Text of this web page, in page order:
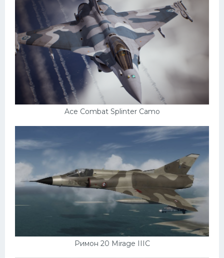
Ace Combat Splinter Camo
Римон 20 Mirage IIIC